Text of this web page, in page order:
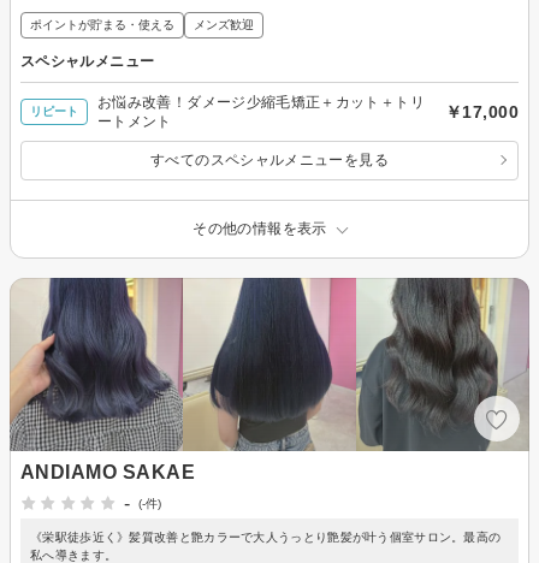
ポイントが貯まる・使える メンズ歓迎
スペシャルメニュー
リピート
お悩み改善！ダメージ少縮毛矯正＋カット＋トリ
ートメント
￥17,000
すべてのスペシャルメニューを見る
その他の情報を表示
ANDIAMO SAKAE
-
(-件)
《栄駅徒歩近く》髪質改善と艶カラーで大人うっとり艶髪が叶う個室サロン。最高の
私へ導きます。